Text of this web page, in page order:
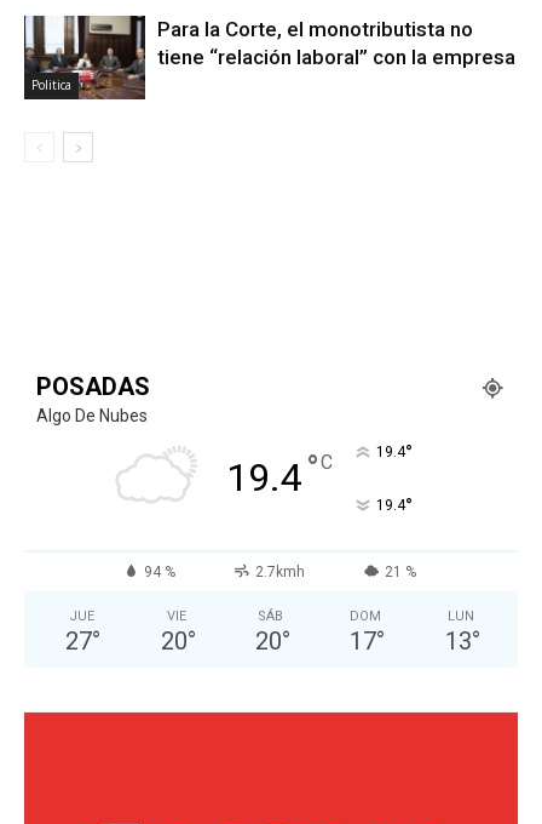
Politica
Para la Corte, el monotributista no
tiene “relación laboral” con la empresa
POSADAS
Algo De Nubes
19.4°C 19.4°
19.4°
94 % 2.7kmh 21 %
JUE
27°
VIE
20°
SÁB
20°
DOM
17°
LUN
13°